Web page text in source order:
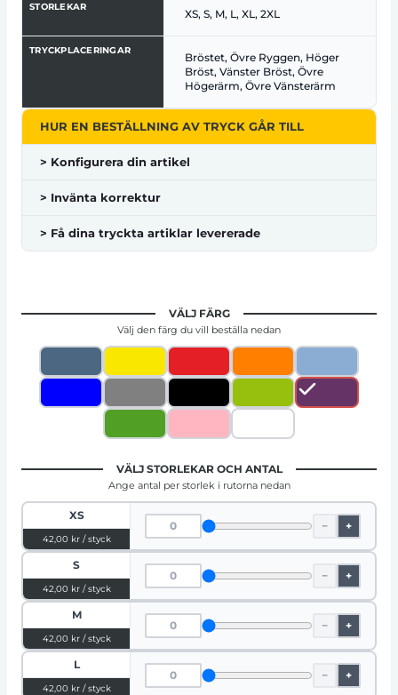
STORLEKAR
XS, S, M, L, XL, 2XL
TRYCKPLACERINGAR
Bröstet, Övre Ryggen, Höger
Bröst, Vänster Bröst, Övre
Högerärm, Övre Vänsterärm
HUR EN BESTÄLLNING AV TRYCK GÅR TILL
> Konfigurera din artikel
> Invänta korrektur
> Få dina tryckta artiklar levererade
VÄLJ FÄRG
Välj den färg du vill beställa nedan
VÄLJ STORLEKAR OCH ANTAL
Ange antal per storlek i rutorna nedan
XS
42,00 kr / styck
− +
S
42,00 kr / styck
− +
M
42,00 kr / styck
− +
L
42,00 kr / styck
− +